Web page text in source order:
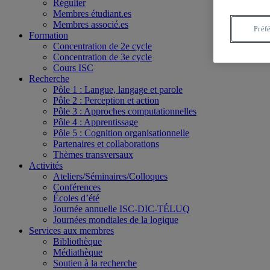
Régulier
Membres étudiant.es
Membres associé.es
Formation
Concentration de 2e cycle
Concentration de 3e cycle
Cours ISC
Recherche
Pôle 1 : Langue, langage et parole
Pôle 2 : Perception et action
Pôle 3 : Approches computationnelles
Pôle 4 : Apprentissage
Pôle 5 : Cognition organisationnelle
Partenaires et collaborations
Thèmes transversaux
Activités
Ateliers/Séminaires/Colloques
Conférences
Écoles d’été
Journée annuelle ISC-DIC-TÉLUQ
Journées mondiales de la logique
Services aux membres
Bibliothèque
Médiathèque
Soutien à la recherche